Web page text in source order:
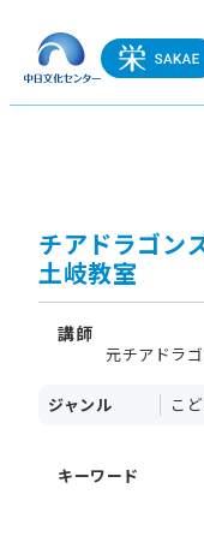
チアドラゴン
土岐教室
講師
元チアドラ
ジャンル こ
キーワード